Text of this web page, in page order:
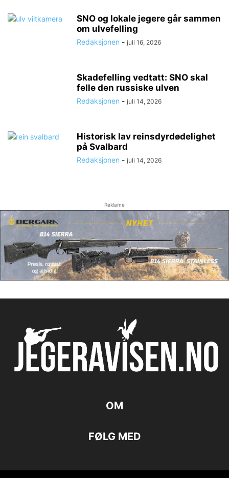
SNO og lokale jegere går sammen
om ulvefelling
Redaksjonen - juli 16, 2026
Skadefelling vedtatt: SNO skal
felle den russiske ulven
Redaksjonen - juli 14, 2026
Historisk lav reinsdyrdødelighet
på Svalbard
Redaksjonen - juli 14, 2026
Reklame
OM
FØLG MED